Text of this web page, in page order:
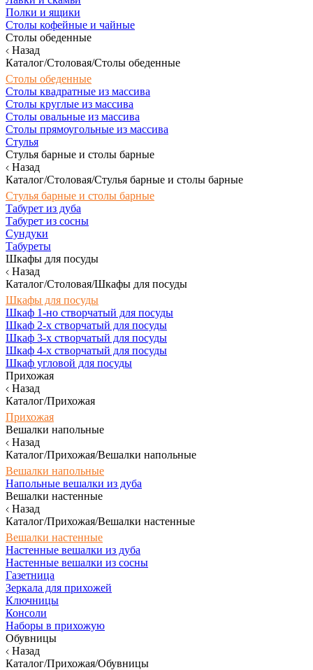
Полки и ящики
Столы кофейные и чайные
Столы обеденные
Назад
Каталог/Столовая/Столы обеденные
Столы обеденные
Столы квадратные из массива
Столы круглые из массива
Столы овальные из массива
Столы прямоугольные из массива
Стулья
Стулья барные и столы барные
Назад
Каталог/Столовая/Стулья барные и столы барные
Стулья барные и столы барные
Табурет из дуба
Табурет из сосны
Сундуки
Табуреты
Шкафы для посуды
Назад
Каталог/Столовая/Шкафы для посуды
Шкафы для посуды
Шкаф 1-но створчатый для посуды
Шкаф 2-х створчатый для посуды
Шкаф 3-х створчатый для посуды
Шкаф 4-х створчатый для посуды
Шкаф угловой для посуды
Прихожая
Назад
Каталог/Прихожая
Прихожая
Вешалки напольные
Назад
Каталог/Прихожая/Вешалки напольные
Вешалки напольные
Напольные вешалки из дуба
Вешалки настенные
Назад
Каталог/Прихожая/Вешалки настенные
Вешалки настенные
Настенные вешалки из дуба
Настенные вешалки из сосны
Газетница
Зеркала для прихожей
Ключницы
Консоли
Наборы в прихожую
Обувницы
Назад
Каталог/Прихожая/Обувницы